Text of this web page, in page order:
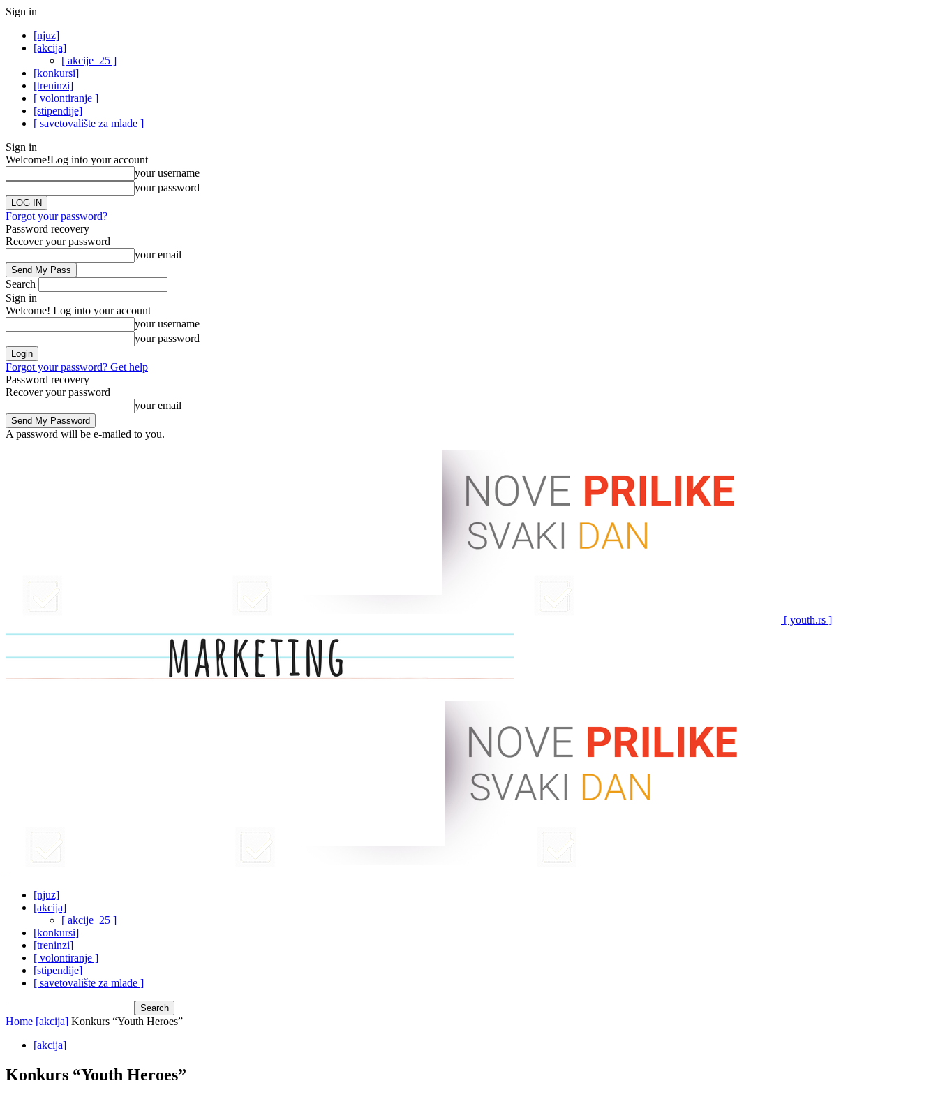
Sign in
[njuz]
[akcija]
[ akcije_25 ]
[konkursi]
[treninzi]
[ volontiranje ]
[stipendije]
[ savetovalište za mlade ]
Sign in
Welcome!Log into your account
your username
your password
Forgot your password?
Password recovery
Recover your password
your email
Search
Sign in
Welcome! Log into your account
your username
your password
Forgot your password? Get help
Password recovery
Recover your password
your email
A password will be e-mailed to you.
[ youth.rs ]
[njuz]
[akcija]
[ akcije_25 ]
[konkursi]
[treninzi]
[ volontiranje ]
[stipendije]
[ savetovalište za mlade ]
Home [akcija] Konkurs “Youth Heroes”
[akcija]
Konkurs “Youth Heroes”